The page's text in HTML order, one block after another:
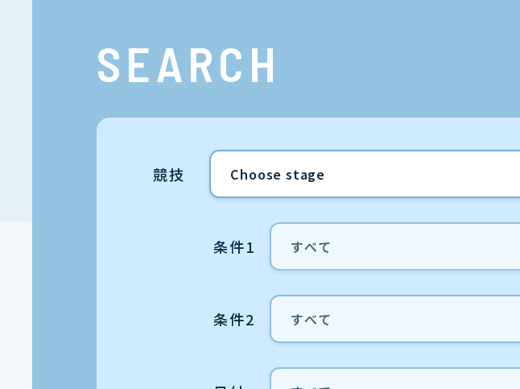
SEARCH
競技
条件1
条件2